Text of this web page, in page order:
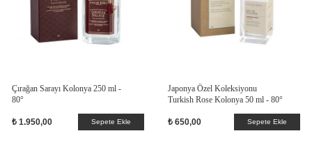
Çırağan Sarayı Kolonya 250 ml -
80°
₺ 1.950,00 Sepete Ekle
Japonya Özel Koleksiyonu
Turkish Rose Kolonya 50 ml - 80°
₺ 650,00 Sepete Ekle